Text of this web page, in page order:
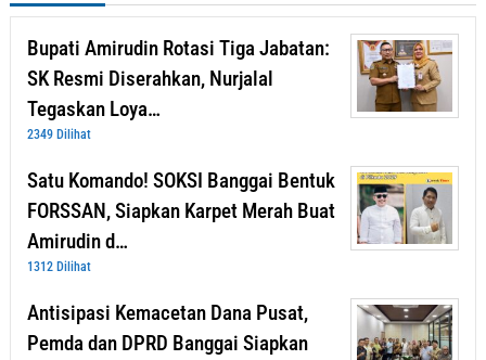
Bupati Amirudin Rotasi Tiga Jabatan:
SK Resmi Diserahkan, Nurjalal
Tegaskan Loya…
2349 Dilihat
Satu Komando! SOKSI Banggai Bentuk
FORSSAN, Siapkan Karpet Merah Buat
Amirudin d…
1312 Dilihat
Antisipasi Kemacetan Dana Pusat,
Pemda dan DPRD Banggai Siapkan